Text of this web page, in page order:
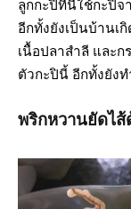
ลูกกะปิที่นี่ใช้กะปิจ
อีกทั้งยังเป็นบ้านเ
เนื้อปลาสำลี และก
ตัวกะปินี้ อีกทั้งยัง
พริกหวานยัดไส้